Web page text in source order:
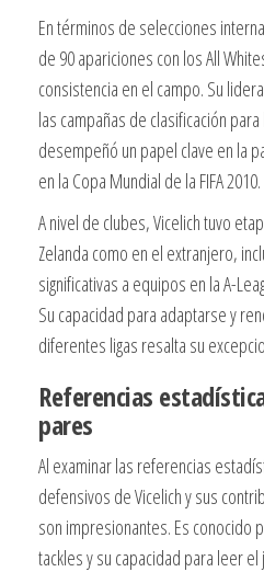
En términos de selecciones
de 90 apariciones con los All
consistencia en el campo. Su
las campañas de clasificación
desempeñó un papel clave en la
en la Copa Mundial de la FIFA 2010.
A nivel de clubes, Vicelich tuvo
Zelanda como en el extranjero,
significativas a equipos en la A-
Su capacidad para adaptarse y
diferentes ligas resalta su
Referencias
pares
Al examinar las referencias
defensivos de Vicelich y sus
son impresionantes. Es conocido
tackles y su capacidad para leer